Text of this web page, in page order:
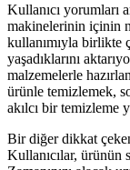
Kullanıcı yorumları
makinelerinin içinin
kullanımıyla birlikte
yaşadıklarını
malzemelerle
ürünle temizlemek,
akılcı bir temizleme
Bir diğer dikkat
Kullanıcılar,